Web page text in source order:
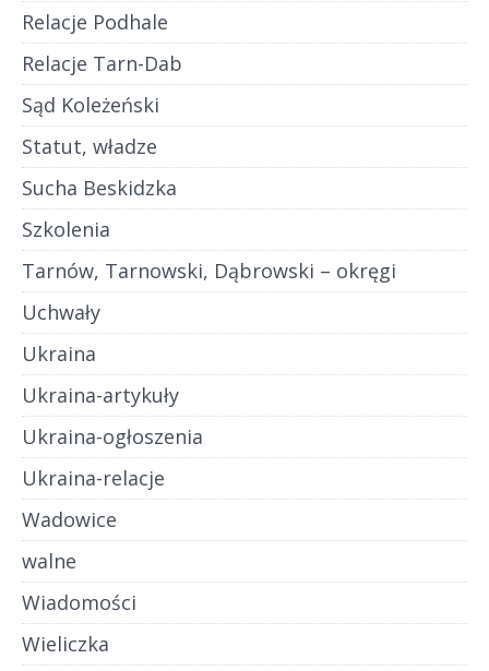
Relacje Podhale
Relacje Tarn-Dab
Sąd Koleżeński
Statut, władze
Sucha Beskidzka
Szkolenia
Tarnów, Tarnowski, Dąbrowski – okręgi
Uchwały
Ukraina
Ukraina-artykuły
Ukraina-ogłoszenia
Ukraina-relacje
Wadowice
walne
Wiadomości
Wieliczka